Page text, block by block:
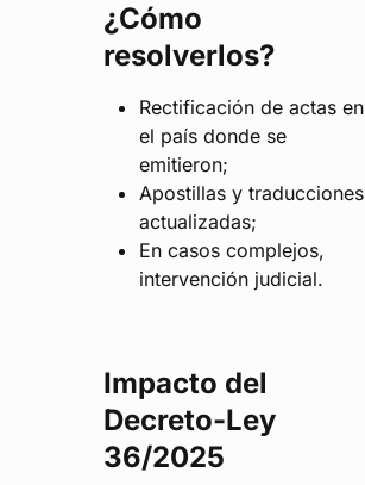
¿Cómo
resolverlos?
Rectificación de actas en
el país donde se
emitieron;
Apostillas y traducciones
actualizadas;
En casos complejos,
intervención judicial.
Impacto del
Decreto-Ley
36/2025